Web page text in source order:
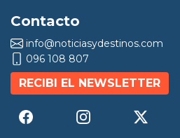
Contacto
info@noticiasydestinos.com
096 108 807
RECIBI EL NEWSLETTER